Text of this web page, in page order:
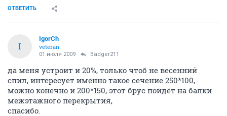
ОТВЕТИТЬ
I
IgorCh
veteran
01 июля 2009 Badger211
да меня устроит и 20%, только чтоб не весенний
спил, интересует именно такое сечение 250*100,
можно конечно и 200*150, этот брус пойдёт на балки
межэтажного перекрытия,
спасибо.